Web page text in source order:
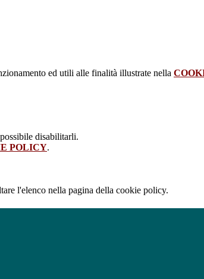
ed utili alle finalità illustrate nella
disabilitarli.
POLICY.
l'elenco nella pagina della cookie policy.